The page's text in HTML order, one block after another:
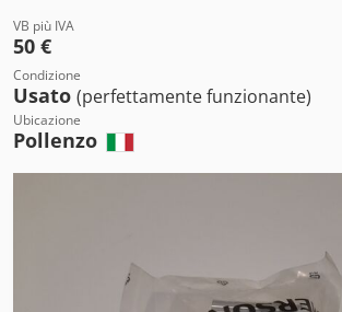
VB più IVA
50 €
Condizione
Usato (perfettamente funzionante)
Ubicazione
Pollenzo